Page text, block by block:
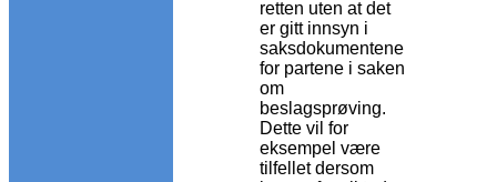
retten uten at det
er gitt innsyn i
saksdokumentene
for partene i saken
om
beslagsprøving.
Dette vil for
eksempel være
tilfellet dersom